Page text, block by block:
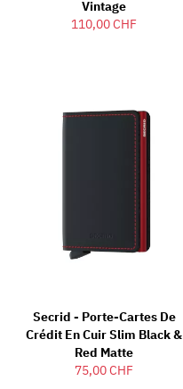
Vintage
110,00 CHF
Secrid - Porte-Cartes De
Crédit En Cuir Slim Black &
Red Matte
75,00 CHF